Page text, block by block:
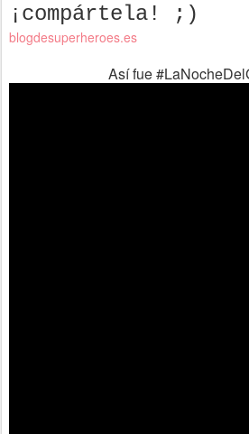
¡compártela! ;)
blogdesuperheroes.es
Así fue